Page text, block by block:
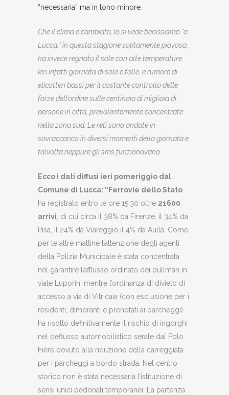
“necessaria” ma in tono minore
Che il clima è cambiato, lo si vede benissismo “a
Lucca:” in questa stagione solitamente piovosa,
ha invece regnato il sole con alte temperature.
Ieri infatti giornata di sole e folle, e rumore di
elicotteri bassi per il costante controllo delle
forze dell’ordine sulle centinaia di migliaia di
persone in città, prevalentemente concentrate
nella zona sud. Le reti sono andate in
sovraccarico in diversi momenti della giornata e
talvolta neppure gli sms funzionavano.
Ecco i dati diffusi ieri pomeriggio dal
Comune di Lucca: “Ferrovie dello Stato
ha registrato entro le ore 15:30 oltre 21600
arrivi , di cui circa il 38% da Firenze, il 34% da
Pisa, il 24% da Viareggio il 4% da Aulla. Come
per le altre mattine l’attenzione degli agenti
della Polizia Municipale è stata concentrata
nel garantire l’afflusso ordinato dei pullman in
viale Luporini mentre l’ordinanza di divieto di
accesso a via di Vitricaia (con esclusione per i
residenti, dimoranti e prenotati ai parcheggi)
ha risolto definitivamente il rischio di ingorghi
nel deflusso automobilistico serale dal Polo
Fiere dovuto alla riduzione della carreggiata
per i parcheggi a bordo strada. Nel centro
storico non è stata necessaria l’istituzione di
sensi unici pedonali temporanei. La partenza